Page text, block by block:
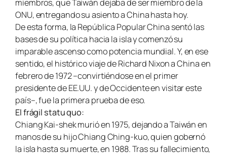
miembros, que Taiwán dejaba de ser miembro de la
ONU, entregando su asiento a China hasta hoy.
De esta forma, la República Popular China sentó las
bases de su política hacia la isla y comenzó su
imparable ascenso como potencia mundial. Y, en ese
sentido, el histórico viaje de Richard Nixon a China en
febrero de 1972 –convirtiéndose en el primer
presidente de EE.UU. y de Occidente en visitar este
país–, fue la primera prueba de eso.
El frágil statu quo:
Chiang Kai-shek murió en 1975, dejando a Taiwán en
manos de su hijo Chiang Ching-kuo, quien gobernó
la isla hasta su muerte, en 1988. Tras su fallecimiento,